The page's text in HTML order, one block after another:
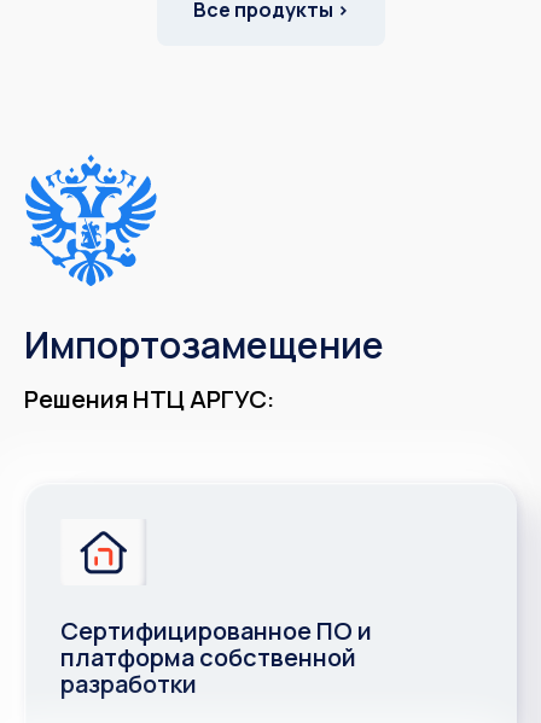
Все продукты ›
Импортозамещение
Решения НТЦ АРГУС:
Сертифицированное ПО и
платформа собственной
разработки